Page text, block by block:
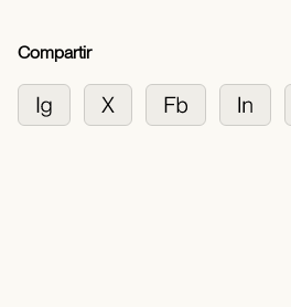
Compartir